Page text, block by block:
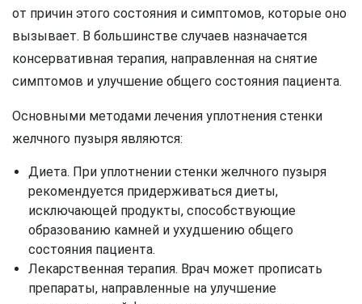
от причин этого состояния и симптомов, которые оно
вызывает. В большинстве случаев назначается
консервативная терапия, направленная на снятие
симптомов и улучшение общего состояния пациента.
Основными методами лечения уплотнения стенки
желчного пузыря являются:
Диета. При уплотнении стенки желчного пузыря
рекомендуется придерживаться диеты,
исключающей продукты, способствующие
образованию камней и ухудшению общего
состояния пациента.
Лекарственная терапия. Врач может прописать
препараты, направленные на улучшение